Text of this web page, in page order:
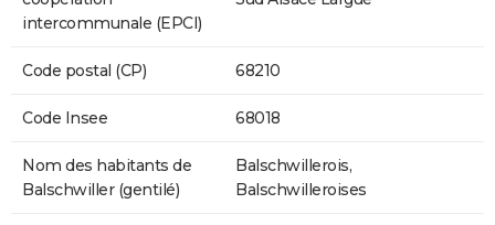
intercommunale (EPCI)
Code postal (CP) 68210
Code Insee 68018
Nom des habitants de
Balschwiller (gentilé)
Balschwillerois,
Balschwilleroises